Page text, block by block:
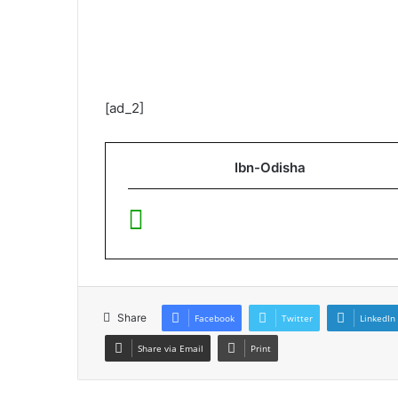
[ad_2]
Ibn-Odisha
Share Facebook Twitter LinkedIn
Share via Email Print